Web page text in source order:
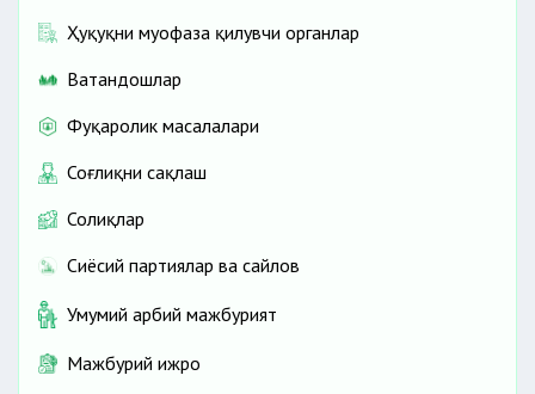
Ҳуқуқни муҳофаза қилувчи органлар
Ватандошлар
Фуқаролик масалалари
Соғлиқни сақлаш
Солиқлар
Сиёсий партиялар ва сайлов
Умумий ҳарбий мажбурият
Мажбурий ижро